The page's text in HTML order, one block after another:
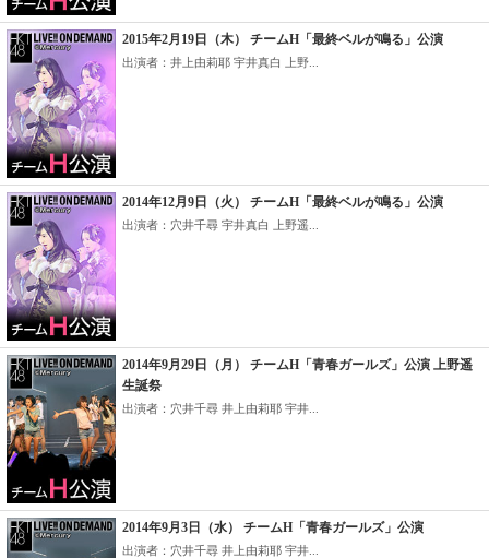
2015年2月19日（木） チームH「最終ベルが鳴る」公演
出演者：井上由莉耶 宇井真白 上野...
2014年12月9日（火） チームH「最終ベルが鳴る」公演
出演者：穴井千尋 宇井真白 上野遥...
2014年9月29日（月） チームH「青春ガールズ」公演 上野遥
生誕祭
出演者：穴井千尋 井上由莉耶 宇井...
2014年9月3日（水） チームH「青春ガールズ」公演
出演者：穴井千尋 井上由莉耶 宇井...